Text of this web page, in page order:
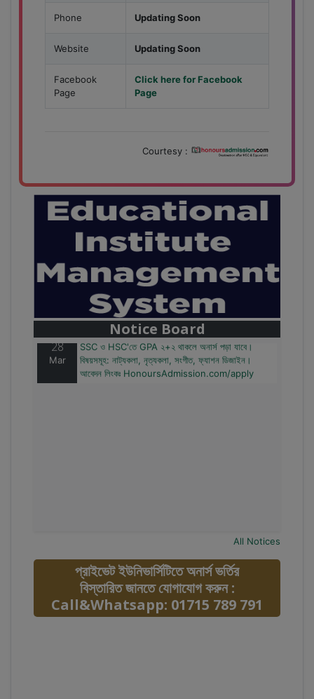
Phone Updating Soon
Website Updating Soon
Facebook
Page
Click here for Facebook
Page
Courtesy :
Notice Board
বাজেটের মধ্যে প্রাইভেট ইউনিভার্সিটিতে অনার্স পড়ার সুযোগ।
২০টির অধিক বিষয়, ৪ বছরে মোট খরচ ২ লক্ষ থেকে ৫ লক্ষ টাকা।
আবেদন লিংকঃ HonoursAdmission.com/apply
28
Mar
SSC ও HSC'তে GPA ২+২ থাকলে অনার্স পড়া যাবে।
বিষয়সমূহ: নাট্যকলা, নৃত্যকলা, সংগীত, ফ্যাশন ডিজাইন।
আবেদন লিংকঃ HonoursAdmission.com/apply
All Notices
প্রাইভেট ইউনিভার্সিটিতে অনার্স ভর্তির
বিস্তারিত জানতে যোগাযোগ করুন :
Call&Whatsapp: 01715 789 791